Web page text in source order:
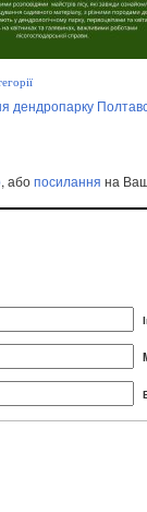
дендропарку
, абопосилання на